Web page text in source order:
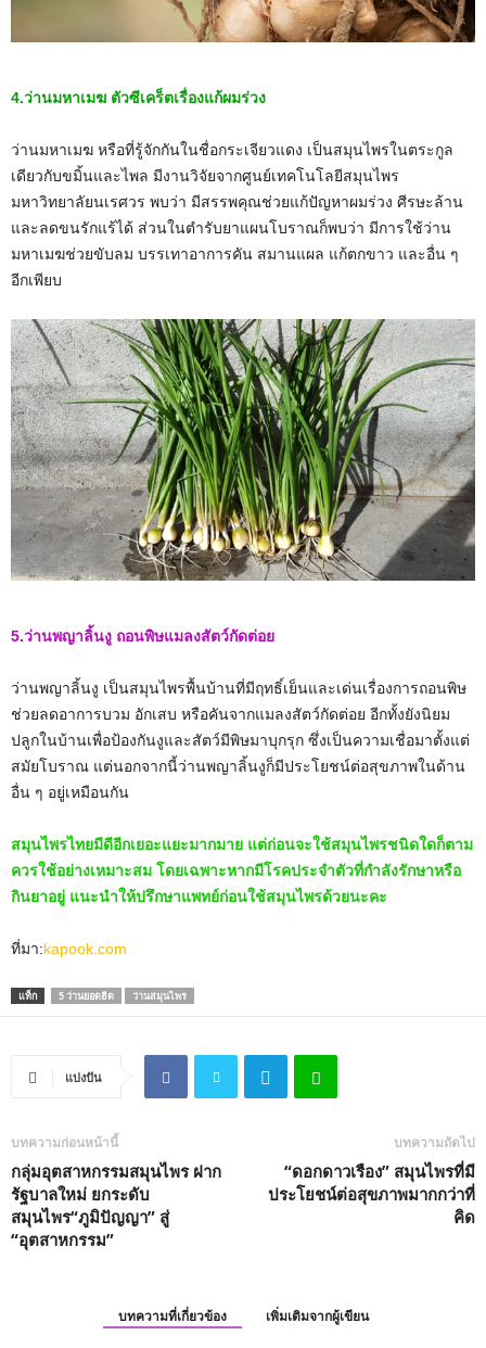
4.ว่านมหาเมฆ ตัวซีเคร็ตเรื่องแก้ผมร่วง
ว่านมหาเมฆ หรือที่รู้จักกันในชื่อกระเจียวแดง เป็นสมุนไพรในตระกูล
เดียวกับขมิ้นและไพล มีงานวิจัยจากศูนย์เทคโนโลยีสมุนไพร
มหาวิทยาลัยนเรศวร พบว่า มีสรรพคุณช่วยแก้ปัญหาผมร่วง ศีรษะล้าน
และลดขนรักแร้ได้ ส่วนในตำรับยาแผนโบราณก็พบว่า มีการใช้ว่าน
มหาเมฆช่วยขับลม บรรเทาอาการคัน สมานแผล แก้ตกขาว และอื่น ๆ
อีกเพียบ
5.ว่านพญาลิ้นงู ถอนพิษแมลงสัตว์กัดต่อย
ว่านพญาลิ้นงู เป็นสมุนไพรพื้นบ้านที่มีฤทธิ์เย็นและเด่นเรื่องการถอนพิษ
ช่วยลดอาการบวม อักเสบ หรือคันจากแมลงสัตว์กัดต่อย อีกทั้งยังนิยม
ปลูกในบ้านเพื่อป้องกันงูและสัตว์มีพิษมาบุกรุก ซึ่งเป็นความเชื่อมาตั้งแต่
สมัยโบราณ แต่นอกจากนี้ว่านพญาลิ้นงูก็มีประโยชน์ต่อสุขภาพในด้าน
อื่น ๆ อยู่เหมือนกัน
สมุนไพรไทยมีดีอีกเยอะแยะมากมาย แต่ก่อนจะใช้สมุนไพรชนิดใดก็ตาม
ควรใช้อย่างเหมาะสม โดยเฉพาะหากมีโรคประจำตัวที่กำลังรักษาหรือ
กินยาอยู่ แนะนำให้ปรึกษาแพทย์ก่อนใช้สมุนไพรด้วยนะคะ
ที่มา:kapook.com
แท็ก 5 ว่านยอดฮิต ว่านสมุนไพร
แบ่งปัน
บทความก่อนหน้านี้
กลุ่มอุตสาหกรรมสมุนไพร ฝาก
รัฐบาลใหม่ ยกระดับ
สมุนไพร“ภูมิปัญญา” สู่
“อุตสาหกรรม”
บทความถัดไป
“ดอกดาวเรือง” สมุนไพรที่มี
ประโยชน์ต่อสุขภาพมากกว่าที่
คิด
บทความที่เกี่ยวข้อง เพิ่มเติมจากผู้เขียน